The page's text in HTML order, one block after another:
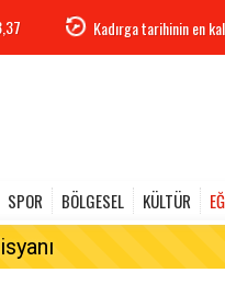
Kadırga tarihinin en
SPOR BÖLGESEL KÜLTÜR